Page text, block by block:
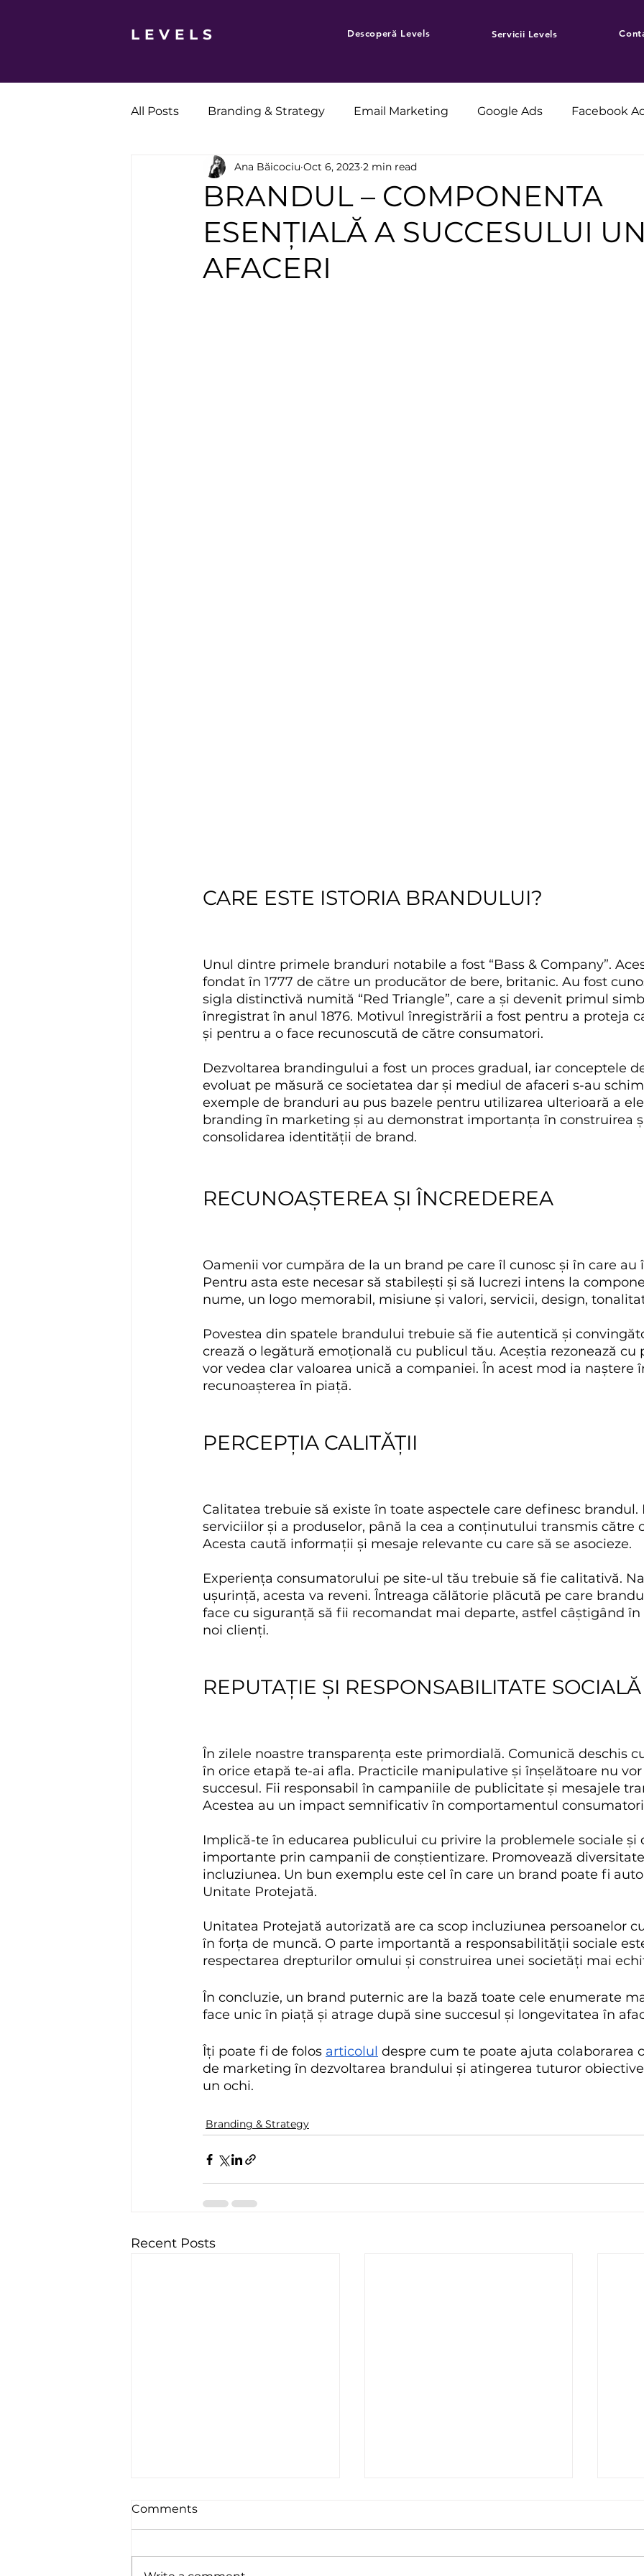
LEVELS Descoperă Levels Servicii Levels
All Posts Branding & Strategy Email Marketing Google Ads Facebook
Social Media News
BRANDUL – COMPONENTA
ESENȚIALĂ A SUCCESULUI
AFACERI
Ana Băicociu Oct 6, 2023 2 min read
CARE ESTE ISTORIA BRANDULUI?
Unul dintre primele branduri notabile a fost “Bass & Company”.
fondat în 1777 de către un producător de bere, britanic. Au fost
sigla distinctivă numită “Red Triangle”, care a și devenit primul
înregistrat în anul 1876. Motivul înregistrării a fost pentru a proteja
și pentru a o face recunoscută de către consumatori.
Dezvoltarea brandingului a fost un proces gradual, iar conceptele
evoluat pe măsură ce societatea dar și mediul de afaceri s-au
exemple de branduri au pus bazele pentru utilizarea ulterioară a
branding în marketing și au demonstrat importanța în construirea
consolidarea identității de brand.
RECUNOAȘTEREA ȘI ÎNCREDEREA
Oamenii vor cumpăra de la un brand pe care îl cunosc și în care au
Pentru asta este necesar să stabilești și să lucrezi intens la
nume, un logo memorabil, misiune și valori, servicii, design,
Povestea din spatele brandului trebuie să fie autentică și
crează o legătură emoțională cu publicul tău. Aceștia rezonează cu
vor vedea clar valoarea unică a companiei. În acest mod ia naștere
recunoașterea în piață.
PERCEPȚIA CALITĂȚII
Calitatea trebuie să existe în toate aspectele care definesc brandul.
serviciilor și a produselor, până la cea a conținutului transmis către
Acesta caută informații și mesaje relevante cu care să se asocieze.
Experiența consumatorului pe site-ul tău trebuie să fie calitativă.
ușurință, acesta va reveni. Întreaga călătorie plăcută pe care
face cu siguranță să fii recomandat mai departe, astfel câștigând
noi clienți.
REPUTAȚIE ȘI RESPONSABILITATE SOCIALĂ
În zilele noastre transparența este primordială. Comunică deschis
în orice etapă te-ai afla. Practicile manipulative și înșelătoare nu
succesul. Fii responsabil în campaniile de publicitate și mesajele
Acestea au un impact semnificativ în comportamentul
Implică-te în educarea publicului cu privire la problemele sociale și
importante prin campanii de conștientizare. Promovează
incluziunea. Un bun exemplu este cel în care un brand poate fi
Unitate Protejată.
Unitatea Protejată autorizată are ca scop incluziunea persoanelor
în forța de muncă. O parte importantă a responsabilității sociale
respectarea drepturilor omului și construirea unei societăți mai
În concluzie, un brand puternic are la bază toate cele enumerate
face unic în piață și atrage după sine succesul și longevitatea în
Îți poate fi de folos articolul despre cum te poate ajuta colaborarea
de marketing în dezvoltarea brandului și atingerea tuturor
un ochi.
Branding & Strategy
Recent Posts
Comments